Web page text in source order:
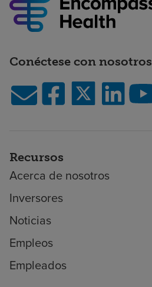
Conéctese con nosotros
Recursos
Acerca de nosotros
Inversores
Noticias
Empleos
Empleados